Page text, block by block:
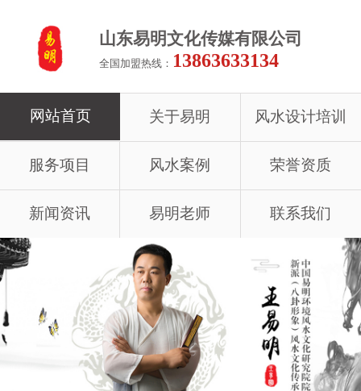
山东易明文化传媒有限公司
全国加盟热线： 13863633134
网站首页 关于易明 风水设计培训
服务项目 风水案例 荣誉资质
新闻资讯 易明老师 联系我们